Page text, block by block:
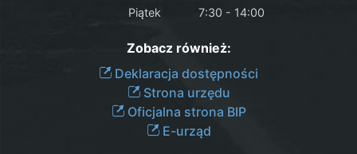
Piątek
7:30 - 14:00
Zobacz również:
Deklaracja dostępności
Strona urzędu
Oficjalna strona BIP
E-urząd